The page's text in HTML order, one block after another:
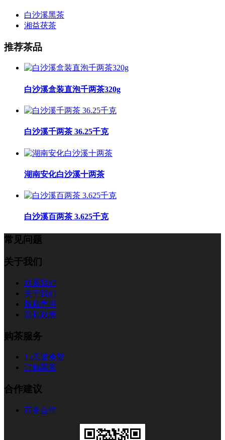
白沙溪黑茶
湘益茯茶
推荐茶品
白沙溪盒装直泡千两茶320g
白沙溪千两茶 36.25千克
湖南安化白沙溪十两茶
白沙溪百两茶 3.625千克
常见问题
关于我们
联系我们
关于我们
版权声明
隐私政策
购茶服务
15天退换货
订购黑茶
合作建议
商务合作